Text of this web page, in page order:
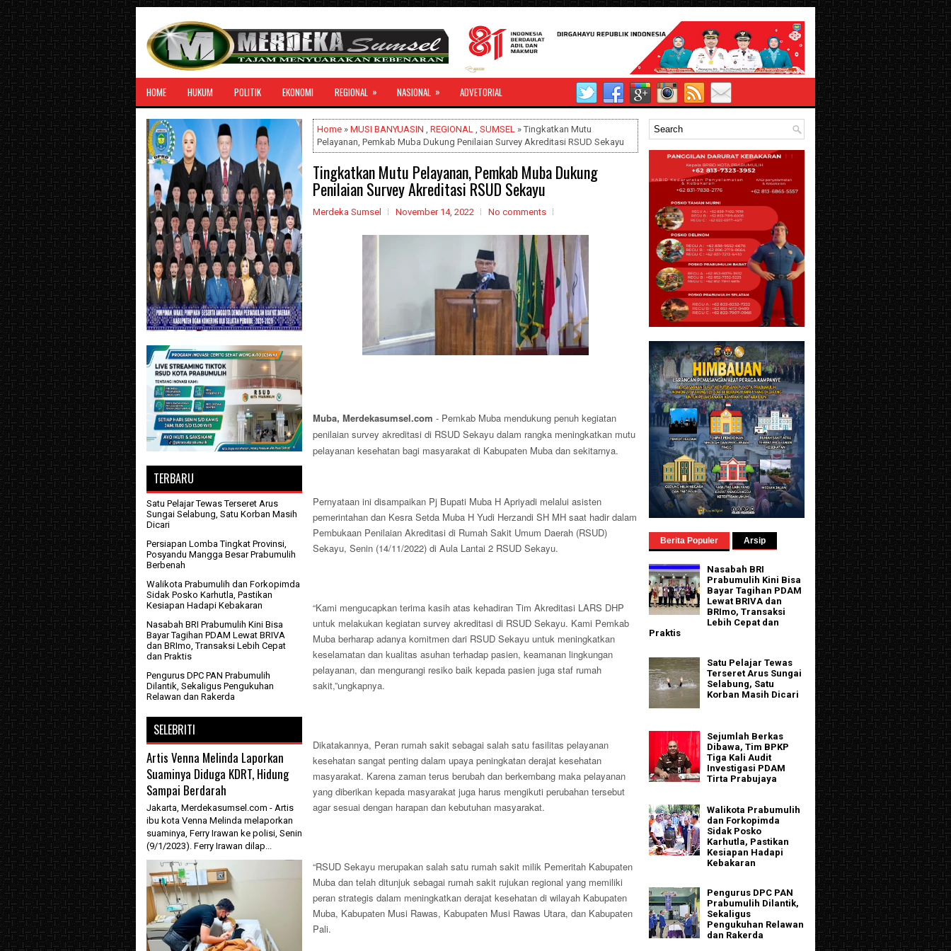
HOME HUKUM POLITIK EKONOMI REGIONAL » NASIONAL » ADVETORIAL
Home » MUSI BANYUASIN , REGIONAL , SUMSEL » Tingkatkan Mutu
Pelayanan, Pemkab Muba Dukung Penilaian Survey Akreditasi RSUD Sekayu
Tingkatkan Mutu Pelayanan, Pemkab Muba Dukung
Penilaian Survey Akreditasi RSUD Sekayu
Merdeka Sumsel November 14, 2022 No comments
Muba, Merdekasumsel.com - Pemkab Muba mendukung penuh kegiatan
penilaian survey akreditasi di RSUD Sekayu dalam rangka meningkatkan mutu
pelayanan kesehatan bagi masyarakat di Kabupaten Muba dan sekitarnya.
Pernyataan ini disampaikan Pj Bupati Muba H Apriyadi melalui asisten
pemerintahan dan Kesra Setda Muba H Yudi Herzandi SH MH saat hadir dalam
Pembukaan Penilaian Akreditasi di Rumah Sakit Umum Daerah (RSUD)
Sekayu, Senin (14/11/2022) di Aula Lantai 2 RSUD Sekayu.
“Kami mengucapkan terima kasih atas kehadiran Tim Akreditasi LARS DHP
untuk melakukan kegiatan survey akreditasi di RSUD Sekayu. Kami Pemkab
Muba berharap adanya komitmen dari RSUD Sekayu untuk meningkatkan
keselamatan dan kualitas asuhan terhadap pasien, keamanan lingkungan
pelayanan, dan mengurangi resiko baik kepada pasien juga staf rumah
sakit,”ungkapnya.
Dikatakannya, Peran rumah sakit sebagai salah satu fasilitas pelayanan
kesehatan sangat penting dalam upaya peningkatan derajat kesehatan
masyarakat. Karena zaman terus berubah dan berkembang maka pelayanan
yang diberikan kepada masyarakat juga harus mengikuti perubahan tersebut
agar sesuai dengan harapan dan kebutuhan masyarakat.
“RSUD Sekayu merupakan salah satu rumah sakit milik Pemeritah Kabupaten
Muba dan telah ditunjuk sebagai rumah sakit rujukan regional yang memiliki
peran strategis dalam meningkatkan derajat kesehatan di wilayah Kabupaten
Muba, Kabupaten Musi Rawas, Kabupaten Musi Rawas Utara, dan Kabupaten
Pali.
TERBARU
Satu Pelajar Tewas Terseret Arus
Sungai Selabung, Satu Korban Masih
Dicari
Persiapan Lomba Tingkat Provinsi,
Posyandu Mangga Besar Prabumulih
Berbenah
Walikota Prabumulih dan Forkopimda
Sidak Posko Karhutla, Pastikan
Kesiapan Hadapi Kebakaran
Nasabah BRI Prabumulih Kini Bisa
Bayar Tagihan PDAM Lewat BRIVA
dan BRImo, Transaksi Lebih Cepat
dan Praktis
Pengurus DPC PAN Prabumulih
Dilantik, Sekaligus Pengukuhan
Relawan dan Rakerda
SELEBRITI
Artis Venna Melinda Laporkan
Suaminya Diduga KDRT, Hidung
Sampai Berdarah
Jakarta, Merdekasumsel.com - Artis
ibu kota Venna Melinda melaporkan
suaminya, Ferry Irawan ke polisi, Senin
(9/1/2023). Ferry Irawan dilap...
Berita Populer Arsip
Nasabah BRI
Prabumulih Kini Bisa
Bayar Tagihan PDAM
Lewat BRIVA dan
BRImo, Transaksi
Lebih Cepat dan
Praktis
Satu Pelajar Tewas
Terseret Arus Sungai
Selabung, Satu
Korban Masih Dicari
Sejumlah Berkas
Dibawa, Tim BPKP
Tiga Kali Audit
Investigasi PDAM
Tirta Prabujaya
Walikota Prabumulih
dan Forkopimda
Sidak Posko
Karhutla, Pastikan
Kesiapan Hadapi
Kebakaran
Pengurus DPC PAN
Prabumulih Dilantik,
Sekaligus
Pengukuhan Relawan
dan Rakerda